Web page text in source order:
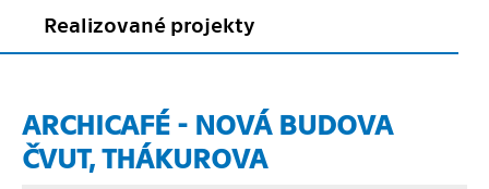
Realizované projekty
ARCHICAFÉ - NOVÁ BUDOVA
ČVUT, THÁKUROVA